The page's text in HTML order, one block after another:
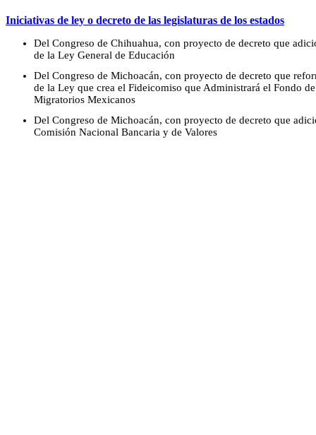
Iniciativas de ley o decreto de las legislaturas de los estados
Del Congreso de Chihuahua, con proyecto de decreto que
de la Ley General de Educación
Del Congreso de Michoacán, con proyecto de decreto que
de la Ley que crea el Fideicomiso que Administrará el Fondo
Migratorios Mexicanos
Del Congreso de Michoacán, con proyecto de decreto que
Comisión Nacional Bancaria y de Valores